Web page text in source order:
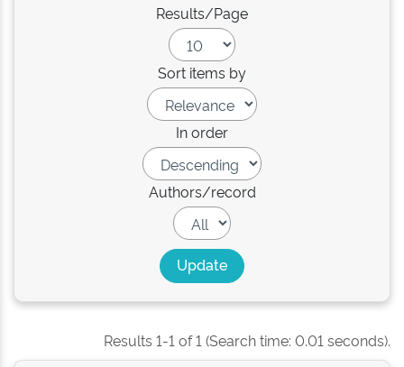
Results/Page
Sort items by
In order
Authors/record
Results 1-1 of 1 (Search time: 0.01 seconds).